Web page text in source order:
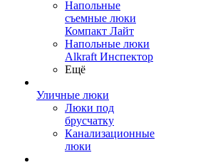
Напольные
съемные люки
Компакт Лайт
Напольные люки
Alkraft Инспектор
Ещё
Уличные люки
Люки под
брусчатку
Канализационные
люки